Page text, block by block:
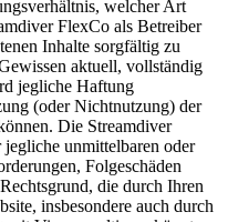
welcher Art
FlexCo als Betreiber
Inhalte sorgfältig zu
aktuell, vollständig
jegliche Haftung
(oder Nichtnutzung) der
Die Streamdiver
unmittelbaren oder
Folgeschäden
die durch Ihren
insbesondere auch durch